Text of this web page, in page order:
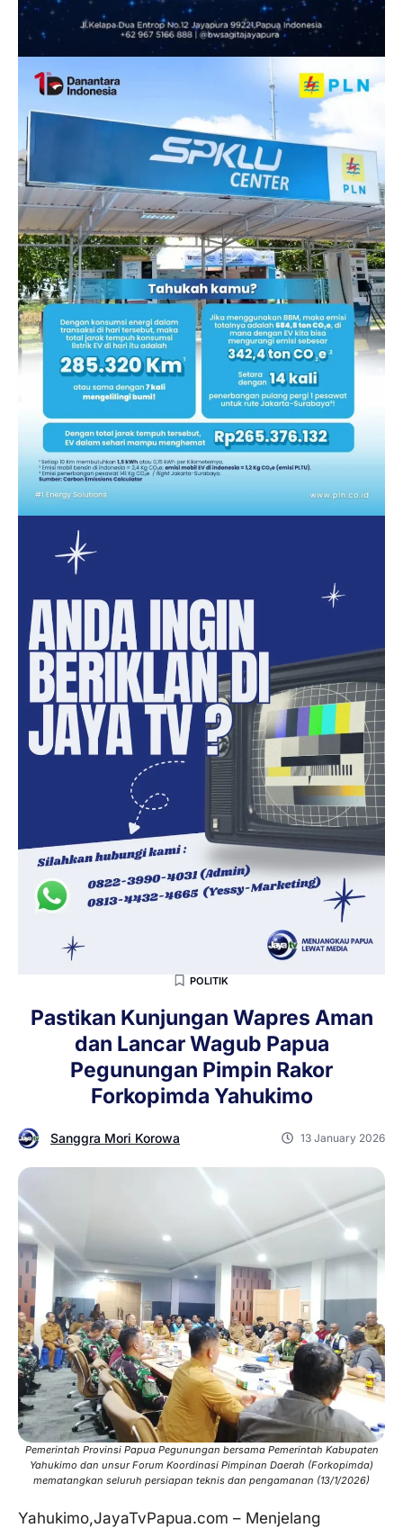
POLITIK
Pastikan Kunjungan Wapres Aman
dan Lancar Wagub Papua
Pegunungan Pimpin Rakor
Forkopimda Yahukimo
Sanggra Mori Korowa 13 January 2026
Pemerintah Provinsi Papua Pegunungan bersama Pemerintah Kabupaten
Yahukimo dan unsur Forum Koordinasi Pimpinan Daerah (Forkopimda)
mematangkan seluruh persiapan teknis dan pengamanan (13/1/2026)
Yahukimo,JayaTvPapua.com – Menjelang